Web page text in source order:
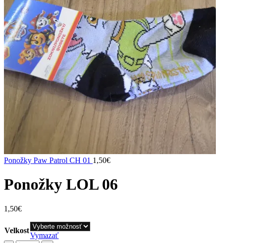
Ponožky Paw Patrol CH 01 1,50€
Ponožky LOL 06
1,50€
Velkost
Vymazať